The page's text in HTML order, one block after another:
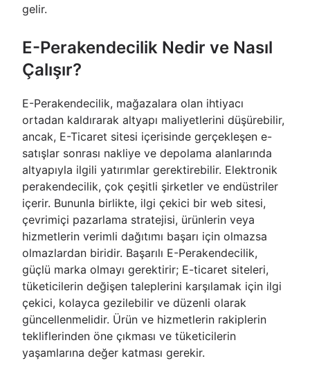
gelir.
E-Perakendecilik Nedir ve Nasıl
Çalışır?
E-Perakendecilik, mağazalara olan ihtiyacı
ortadan kaldırarak altyapı maliyetlerini düşürebilir,
ancak, E-Ticaret sitesi içerisinde gerçekleşen e-
satışlar sonrası nakliye ve depolama alanlarında
altyapıyla ilgili yatırımlar gerektirebilir. Elektronik
perakendecilik, çok çeşitli şirketler ve endüstriler
içerir. Bununla birlikte, ilgi çekici bir web sitesi,
çevrimiçi pazarlama stratejisi, ürünlerin veya
hizmetlerin verimli dağıtımı başarı için olmazsa
olmazlardan biridir. Başarılı E-Perakendecilik,
güçlü marka olmayı gerektirir; E-ticaret siteleri,
tüketicilerin değişen taleplerini karşılamak için ilgi
çekici, kolayca gezilebilir ve düzenli olarak
güncellenmelidir. Ürün ve hizmetlerin rakiplerin
tekliflerinden öne çıkması ve tüketicilerin
yaşamlarına değer katması gerekir.